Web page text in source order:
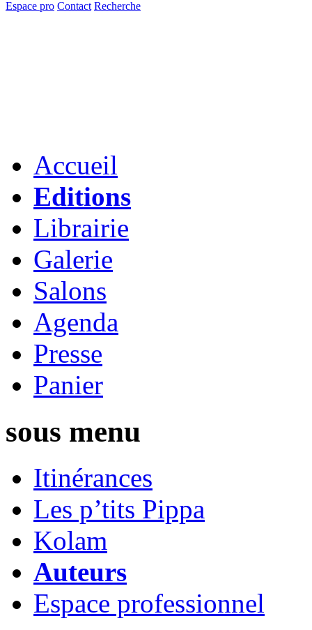
Espace pro Contact Recherche
Accueil
Editions
Librairie
Galerie
Salons
Agenda
Presse
Panier
sous menu
Itinérances
Les p’tits Pippa
Kolam
Auteurs
Espace professionnel